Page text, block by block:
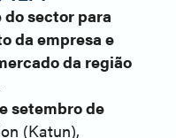
sector para
da empresa e
da região
setembro de
(Katun),